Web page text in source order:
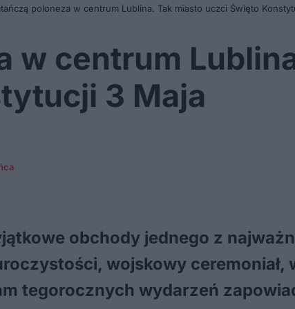
poloneza w centrum Lublina. Tak miasto uczci Święto
w centrum
3 Maja
obchody jednego z
wojskowy ceremoniał,
tegorocznych wydarzeń